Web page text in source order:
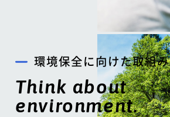
環境保全に向けた取組み
Think about
environment.